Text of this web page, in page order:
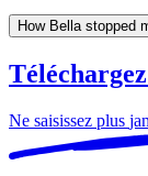
How Bella stopped
Ne saisissez plus